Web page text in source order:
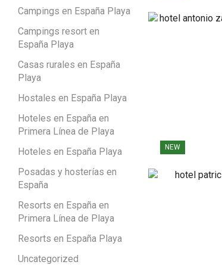
NEW
Campings en España Playa
Campings resort en
España Playa
Casas rurales en España
Playa
Hostales en España Playa
Hoteles en España en
Primera Línea de Playa
Hoteles en España Playa
Posadas y hosterías en
España
Resorts en España en
Primera Línea de Playa
Resorts en España Playa
Uncategorized